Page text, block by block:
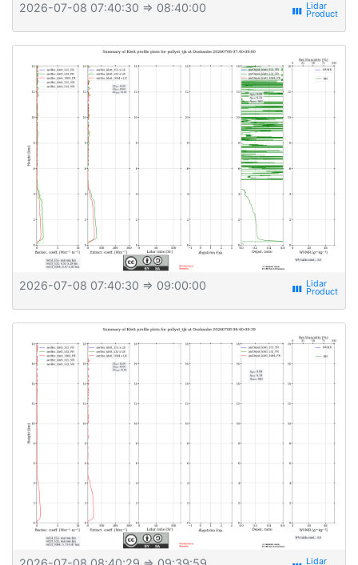
2026-07-08 07:40:30 ⇒ 08:40:00 view_week
2026-07-08 07:40:30 ⇒ 09:00:00 view_week